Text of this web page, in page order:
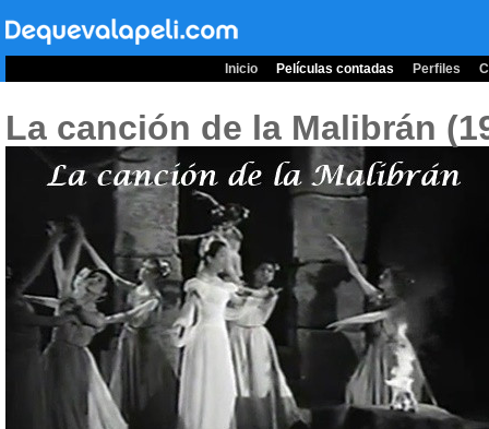
Inicio Películas contadas Perfiles
La canción de la Malibrán